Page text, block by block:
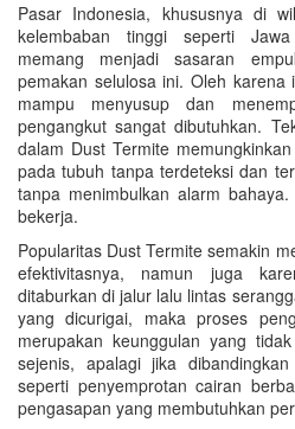
Pasar Indonesia, khususnya di
kelembaban tinggi seperti
memang menjadi sasaran
pemakan selulosa ini. Oleh karena
mampu menyusup dan
pengangkut sangat dibutuhkan.
dalam Dust Termite
pada tubuh tanpa terdeteksi dan
tanpa menimbulkan alarm
bekerja.
Popularitas Dust Termite semakin
efektivitasnya, namun juga
ditaburkan di jalur lalu lintas
yang dicurigai, maka proses
merupakan keunggulan yang
sejenis, apalagi jika
seperti penyemprotan cairan
pengasapan yang membutuhkan